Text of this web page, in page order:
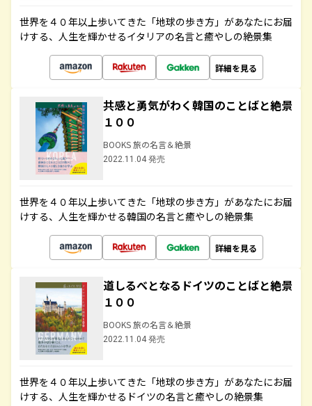
世界を４０年以上歩いてきた「地球の歩き方」があなたにお届
けする、人生を輝かせるイタリアの名言と癒やしの絶景集
詳細を見る
共感と勇気がわく韓国のことばと絶景
１００
BOOKS 旅の名言＆絶景
2022.11.04 発売
世界を４０年以上歩いてきた「地球の歩き方」があなたにお届
けする、人生を輝かせる韓国の名言と癒やしの絶景集
詳細を見る
道しるべとなるドイツのことばと絶景
１００
BOOKS 旅の名言＆絶景
2022.11.04 発売
世界を４０年以上歩いてきた「地球の歩き方」があなたにお届
けする、人生を輝かせるドイツの名言と癒やしの絶景集